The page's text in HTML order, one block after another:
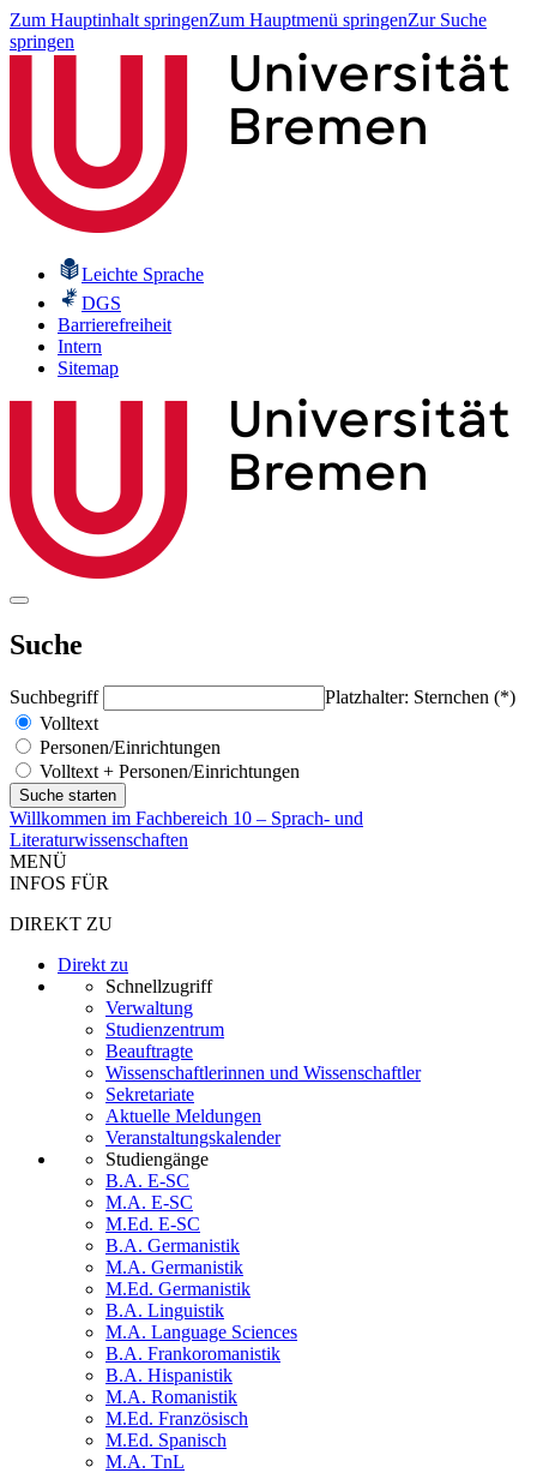
Zum Hauptinhalt springenZum Hauptmenü springenZur Suche
springen
Leichte Sprache
DGS
Barrierefreiheit
Intern
Sitemap
Suche
Suchbegriff
Platzhalter: Sternchen (*)
Volltext
Personen/Einrichtungen
Volltext + Personen/Einrichtungen
Willkommen im Fachbereich 10 – Sprach- und
Literaturwissenschaften
MENÜ
INFOS FÜR
DIREKT ZU
Direkt zu
Schnellzugriff
Verwaltung
Studienzentrum
Beauftragte
Wissenschaftlerinnen und Wissenschaftler
Sekretariate
Aktuelle Meldungen
Veranstaltungskalender
Studiengänge
B.A. E-SC
M.A. E-SC
M.Ed. E-SC
B.A. Germanistik
M.A. Germanistik
M.Ed. Germanistik
B.A. Linguistik
M.A. Language Sciences
B.A. Frankoromanistik
B.A. Hispanistik
M.A. Romanistik
M.Ed. Französisch
M.Ed. Spanisch
M.A. TnL